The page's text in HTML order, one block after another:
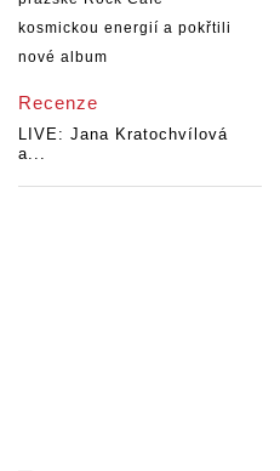
Recenze
LIVE: Jana Kratochvílová
a...